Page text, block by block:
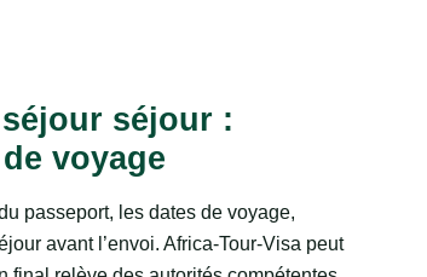
séjour :
voyage
passeport, les dates de voyage,
avant l’envoi. Africa-Tour-Visa peut